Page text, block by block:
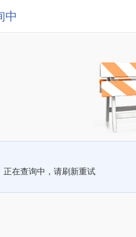
中
正在查询中，请刷新重试